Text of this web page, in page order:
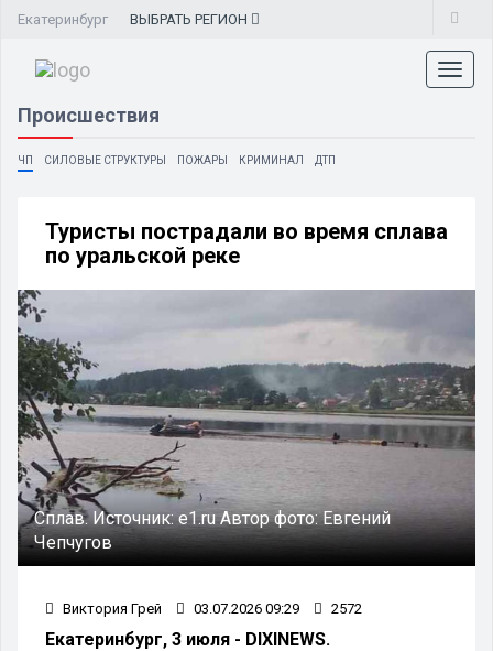
Екатеринбург ВЫБРАТЬ РЕГИОН
Происшествия
ЧП СИЛОВЫЕ СТРУКТУРЫ ПОЖАРЫ КРИМИНАЛ ДТП
Туристы пострадали во время сплава
по уральской реке
Сплав.Источник:e1.ruАвтор фото:Евгений
Чепчугов
Виктория Грей 03.07.2026 09:29 2572
Екатеринбург, 3 июля - DIXINEWS.